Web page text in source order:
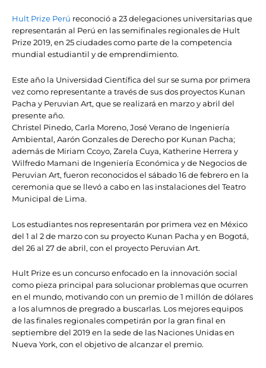
Hult Prize Perú reconoció a 23 delegaciones universitarias que
representarán al Perú en las semifinales regionales de Hult
Prize 2019, en 25 ciudades como parte de la competencia
mundial estudiantil y de emprendimiento.
Este año la Universidad Científica del sur se suma por primera
vez como representante a través de sus dos proyectos Kunan
Pacha y Peruvian Art, que se realizará en marzo y abril del
presente año.
Christel Pinedo, Carla Moreno, José Verano de Ingeniería
Ambiental, Aarón Gonzales de Derecho por Kunan Pacha;
además de Miriam Ccoyo, Zarela Cuya, Katherine Herrera y
Wilfredo Mamani de Ingeniería Económica y de Negocios de
Peruvian Art, fueron reconocidos el sábado 16 de febrero en la
ceremonia que se llevó a cabo en las instalaciones del Teatro
Municipal de Lima.
Los estudiantes nos representarán por primera vez en México
del 1 al 2 de marzo con su proyecto Kunan Pacha y en Bogotá,
del 26 al 27 de abril, con el proyecto Peruvian Art.
Hult Prize es un concurso enfocado en la innovación social
como pieza principal para solucionar problemas que ocurren
en el mundo, motivando con un premio de 1 millón de dólares
a los alumnos de pregrado a buscarlas. Los mejores equipos
de las finales regionales competirán por la gran final en
septiembre del 2019 en la sede de las Naciones Unidas en
Nueva York, con el objetivo de alcanzar el premio.